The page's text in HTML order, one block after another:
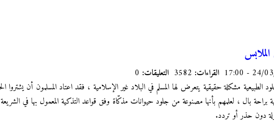
24/03/ القراءات: التعليقات:
الطبيعية مشكلة حقيقية يتعرض لها المسلم في البلاد غير الإسلامية ، فقد اعتاد المسلمون أن يشتروا
براحة بال ، لعلمهم بأنها مصنوعة من جلود حيوانات مذكّاة وفق قواعد التذكية المعمول بها في
دون حذر أو تردد.